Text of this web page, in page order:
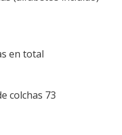
en total
colchas 73